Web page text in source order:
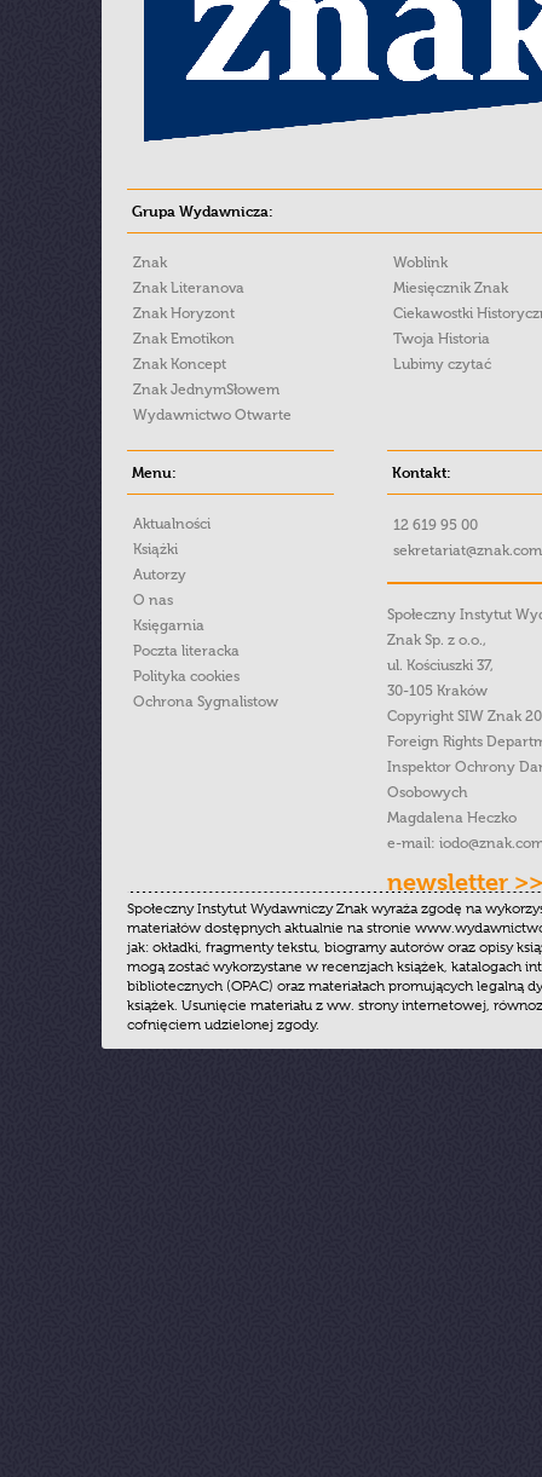
Grupa Wydawnicza:
Znak
Znak Literanova
Znak Horyzont
Znak Emotikon
Znak Koncept
Znak JednymSłowem
Wydawnictwo Otwarte
Woblink
Miesięcznik Znak
Ciekawostki
Twoja Historia
Lubimy czytać
Menu:
Aktualności
Książki
Autorzy
O nas
Księgarnia
Poczta literacka
Polityka cookies
Ochrona Sygnalistow
Kontakt:
12 619 95 00
Społeczny Instytut
Znak Sp. z o.o.,
ul. Kościuszki 37,
30-105 Kraków
Copyright SIW Znak
Foreign Rights
Inspektor Ochrony
Osobowych
Magdalena Heczko
e-mail:
newsletter >>
Społeczny Instytut Wydawniczy Znak wyraża zgodę na
materiałów dostępnych aktualnie na stronie
jak: okładki, fragmenty tekstu, biogramy autorów oraz opisy
mogą zostać wykorzystane w recenzjach książek, katalogach
bibliotecznych (OPAC) oraz materiałach promujących legalną
książek. Usunięcie materiału z ww. strony internetowej,
cofnięciem udzielonej zgody.